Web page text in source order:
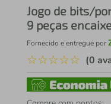
Jogo de bits/
9 peças
Fornecido e entregue por
☆☆☆☆☆ (0